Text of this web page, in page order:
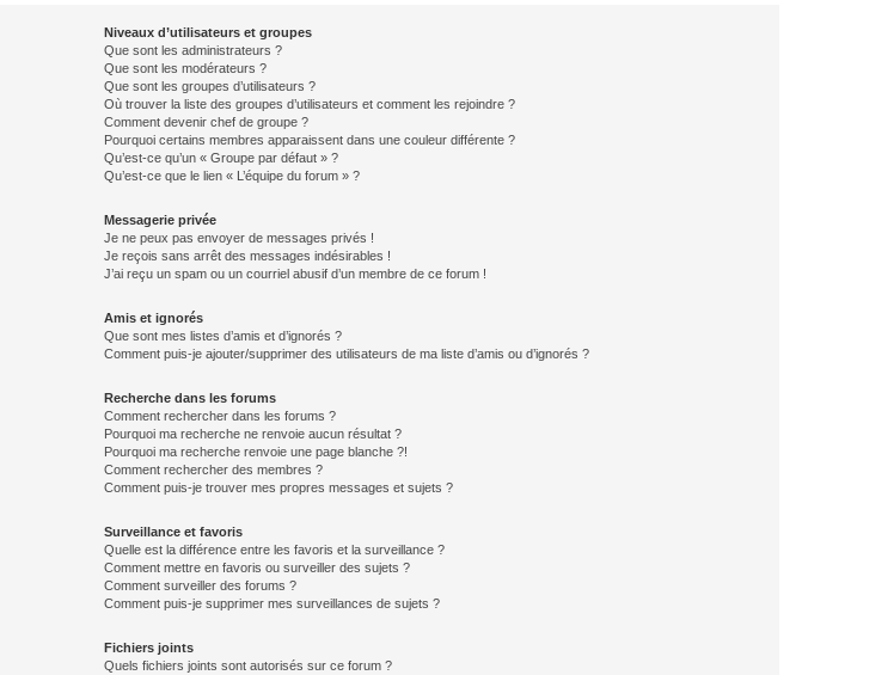
Niveaux d’utilisateurs et groupes
Que sont les administrateurs ?
Que sont les modérateurs ?
Que sont les groupes d’utilisateurs ?
Où trouver la liste des groupes d’utilisateurs et comment les rejoindre ?
Comment devenir chef de groupe ?
Pourquoi certains membres apparaissent dans une couleur différente ?
Qu’est-ce qu’un « Groupe par défaut » ?
Qu’est-ce que le lien « L’équipe du forum » ?
Messagerie privée
Je ne peux pas envoyer de messages privés !
Je reçois sans arrêt des messages indésirables !
J’ai reçu un spam ou un courriel abusif d’un membre de ce forum !
Amis et ignorés
Que sont mes listes d’amis et d’ignorés ?
Comment puis-je ajouter/supprimer des utilisateurs de ma liste d’amis ou d’ignorés ?
Recherche dans les forums
Comment rechercher dans les forums ?
Pourquoi ma recherche ne renvoie aucun résultat ?
Pourquoi ma recherche renvoie une page blanche ?!
Comment rechercher des membres ?
Comment puis-je trouver mes propres messages et sujets ?
Surveillance et favoris
Quelle est la différence entre les favoris et la surveillance ?
Comment mettre en favoris ou surveiller des sujets ?
Comment surveiller des forums ?
Comment puis-je supprimer mes surveillances de sujets ?
Fichiers joints
Quels fichiers joints sont autorisés sur ce forum ?